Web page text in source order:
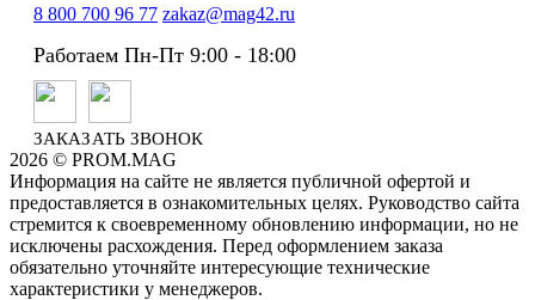
8 800 700 96 77 zakaz@mag42.ru
Работаем Пн-Пт 9:00 - 18:00
ЗАКАЗАТЬ ЗВОНОК
2026 © PROM.MAG
Информация на сайте не является публичной офертой и
предоставляется в ознакомительных целях. Руководство сайта
стремится к своевременному обновлению информации, но не
исключены расхождения. Перед оформлением заказа
обязательно уточняйте интересующие технические
характеристики у менеджеров.